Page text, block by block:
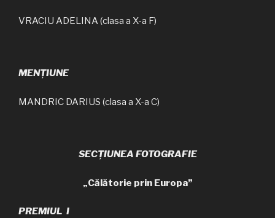
VRACIU ADELINA (clasa a X-a F)
MENȚIUNE
MANDRIC DARIUS (clasa a X-a C)
SECȚIUNEA FOTOGRAFIE
„Călătorie prin Europa”
PREMIUL I